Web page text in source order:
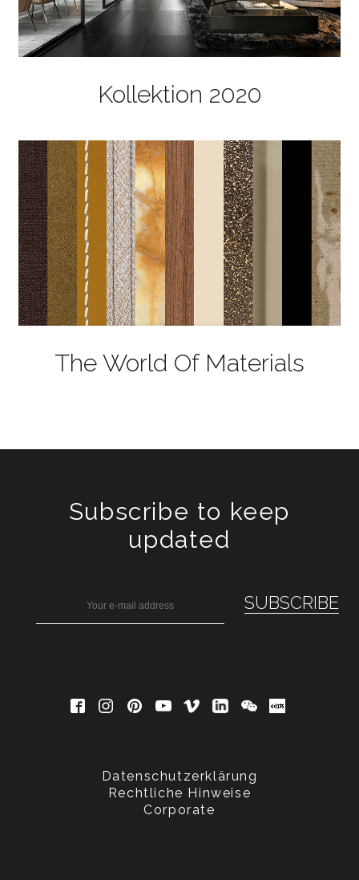
Kollektion 2020
The World Of Materials
Subscribe to keep
updated
Datenschutzerklärung
Rechtliche Hinweise
Corporate